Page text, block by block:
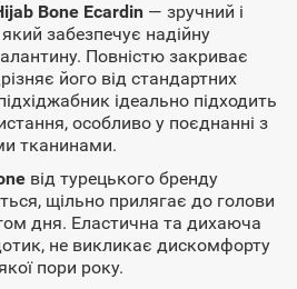
Bone Ecardin — зручний і
забезпечує надійну
Повністю закриває
його від стандартних
ідеально підходить
особливо у поєднанні з
тканинами.
від турецького бренду
щільно прилягає до голови
дня. Еластична та дихаюча
не викликає дискомфорту
пори року.